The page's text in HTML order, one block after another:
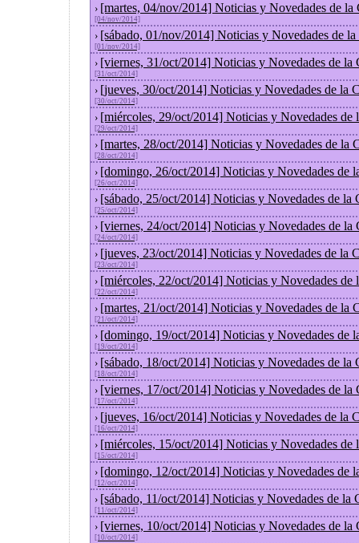
› [martes, 04/nov/2014] Noticias y Novedades de la
[04/nov/2014]
› [sábado, 01/nov/2014] Noticias y Novedades de
[01/nov/2014]
› [viernes, 31/oct/2014] Noticias y Novedades de la
[31/oct/2014]
› [jueves, 30/oct/2014] Noticias y Novedades de la
[30/oct/2014]
› [miércoles, 29/oct/2014] Noticias y Novedades de
[29/oct/2014]
› [martes, 28/oct/2014] Noticias y Novedades de la
[28/oct/2014]
› [domingo, 26/oct/2014] Noticias y Novedades de
[26/oct/2014]
› [sábado, 25/oct/2014] Noticias y Novedades de la
[25/oct/2014]
› [viernes, 24/oct/2014] Noticias y Novedades de la
[24/oct/2014]
› [jueves, 23/oct/2014] Noticias y Novedades de la
[23/oct/2014]
› [miércoles, 22/oct/2014] Noticias y Novedades de
[22/oct/2014]
› [martes, 21/oct/2014] Noticias y Novedades de la
[21/oct/2014]
› [domingo, 19/oct/2014] Noticias y Novedades de
[19/oct/2014]
› [sábado, 18/oct/2014] Noticias y Novedades de la
[18/oct/2014]
› [viernes, 17/oct/2014] Noticias y Novedades de la
[17/oct/2014]
› [jueves, 16/oct/2014] Noticias y Novedades de la
[16/oct/2014]
› [miércoles, 15/oct/2014] Noticias y Novedades de
[15/oct/2014]
› [domingo, 12/oct/2014] Noticias y Novedades de
[12/oct/2014]
› [sábado, 11/oct/2014] Noticias y Novedades de la
[11/oct/2014]
› [viernes, 10/oct/2014] Noticias y Novedades de la
[10/oct/2014]